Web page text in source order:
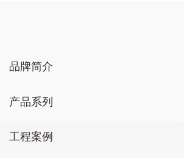
品牌简介
产品系列
工程案例